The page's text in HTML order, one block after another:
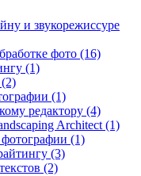
и звукорежиссуре
фото (16)
(1)
(1)
редактору (4)
Architect (1)
(1)
(3)
(2)